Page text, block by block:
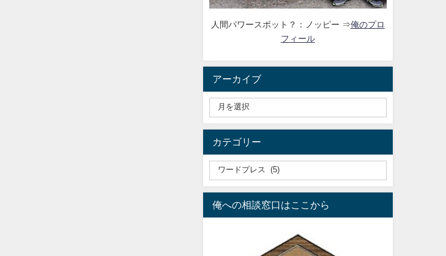
人間パワースポット？：ノッピー ⇒俺のプロ
フィール
アーカイブ
カテゴリー
俺への相談窓口はここから